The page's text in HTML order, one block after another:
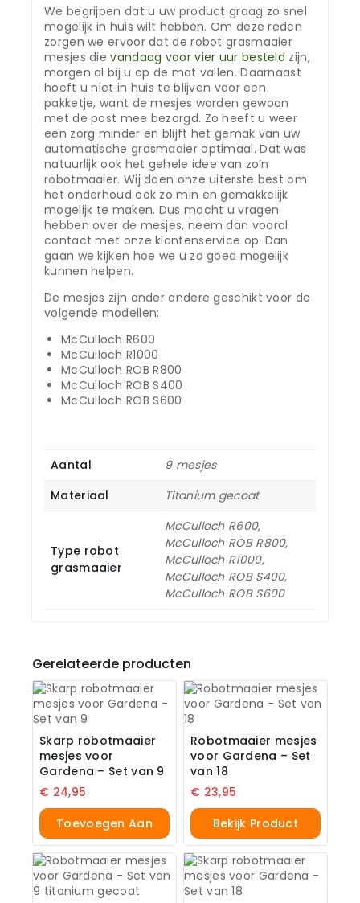
We begrijpen dat u uw product graag zo snel
mogelijk in huis wilt hebben. Om deze reden
zorgen we ervoor dat de robot grasmaaier
mesjes dievandaag voor vier uur besteld zijn,
morgen al bij u op de mat vallen. Daarnaast
hoeft u niet in huis te blijven voor een
pakketje, want de mesjes worden gewoon
met de post mee bezorgd. Zo heeft u weer
een zorg minder en blijft het gemak van uw
automatische grasmaaier optimaal. Dat was
natuurlijk ook het gehele idee van zo’n
robotmaaier. Wij doen onze uiterste best om
het onderhoud ook zo min en gemakkelijk
mogelijk te maken. Dus mocht u vragen
hebben over de mesjes, neem dan vooral
contact met onze klantenservice op. Dan
gaan we kijken hoe we u zo goed mogelijk
kunnen helpen.
De mesjes zijn onder andere geschikt voor de
volgende modellen:
McCulloch R600
McCulloch R1000
McCulloch ROB R800
McCulloch ROB S400
McCulloch ROB S600
Aantal
9 mesjes
Materiaal
Titanium gecoat
Type robot
grasmaaier
McCulloch R600,
McCulloch ROB R800,
McCulloch R1000,
McCulloch ROB S400,
McCulloch ROB S600
Gerelateerde producten
Skarp robotmaaier
mesjes voor
Gardena – Set van 9
€ 24,95
Toevoegen Aan
Winkelwagen
Robotmaaier mesjes
voor Gardena – Set
van 18
€ 23,95
Bekijk Product